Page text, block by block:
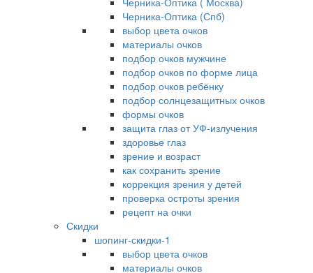
Черника-Оптика (Спб)
выбор цвета очков
материалы очков
подбор очков мужчине
подбор очков по форме лица
подбор очков ребёнку
подбор солнцезащитных очков
формы очков
защита глаз от УФ-излучения
здоровье глаз
зрение и возраст
как сохранить зрение
коррекция зрения у детей
проверка остроты зрения
рецепт на очки
Скидки
шопинг-скидки-1
выбор цвета очков
материалы очков